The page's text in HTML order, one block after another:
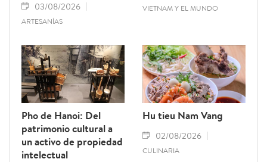
03/08/2026
ARTESANÍAS
VIETNAM Y EL MUNDO
Pho de Hanoi: Del
patrimonio cultural a
un activo de propiedad
intelectual
Hu tieu Nam Vang
02/08/2026
CULINARIA